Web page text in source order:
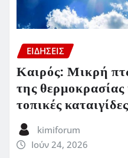
ΕΙΔΗΣΕΙΣ
Καιρός: Μικρή
της θερμοκρασίας
τοπικές καταιγίδες
kimiforum
Ιούν 24, 2026